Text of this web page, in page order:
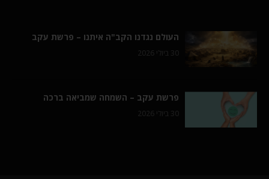
העולם נגדנו הקב"ה איתנו – פרשת עקב
30 ביולי 2026
פרשת עקב – השמחה שמביאה ברכה
30 ביולי 2026